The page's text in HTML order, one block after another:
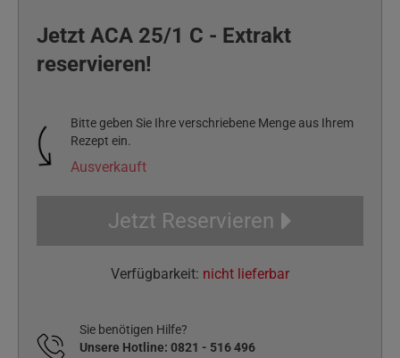
Jetzt ACA 25/1 C - Extrakt
reservieren!
Bitte geben Sie Ihre verschriebene Menge aus Ihrem
Rezept ein.
Ausverkauft
Jetzt Reservieren
Verfügbarkeit: nicht lieferbar
Sie benötigen Hilfe?
Unsere Hotline: 0821 - 516 496